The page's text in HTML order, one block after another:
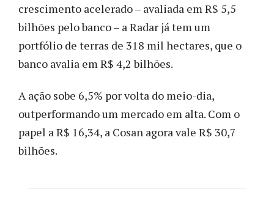
crescimento acelerado – avaliada em R$ 5,5
bilhões pelo banco – a Radar já tem um
portfólio de terras de 318 mil hectares, que o
banco avalia em R$ 4,2 bilhões.
A ação sobe 6,5% por volta do meio-dia,
outperformando um mercado em alta. Com o
papel a R$ 16,34, a Cosan agora vale R$ 30,7
bilhões.